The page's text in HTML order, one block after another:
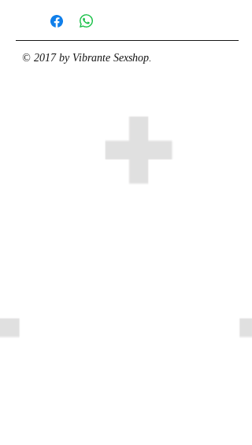
© 2017 by Vibrante Sexshop.